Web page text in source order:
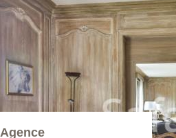
Imprimer
Calculer mon budget
Agence